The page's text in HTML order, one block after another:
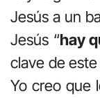
Jesús a un
Jesús “hay
clave de
Yo creo que